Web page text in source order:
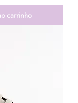
carrinho